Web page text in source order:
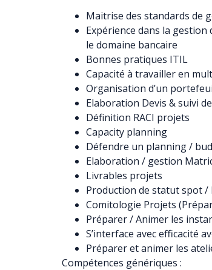
Maitrise des standards de
Expérience dans la
le domaine bancaire
Bonnes pratiques ITIL
Capacité à travailler en
Organisation d’un
Elaboration Devis & suivi
Définition RACI projets
Capacity planning
Défendre un planning /
Elaboration / gestion
Livrables projets
Production de statut spot /
Comitologie Projets
Préparer / Animer les
S’interface avec efficacité
Préparer et animer les
Compétences génériques :